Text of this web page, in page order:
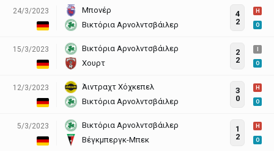
24/3/2023
Μπονέρ
Βικτόρια Αρνολντσβάιλερ
4
2
H
O
15/3/2023
Βικτόρια Αρνολντσβάιλερ
Χουρτ
2
2
O
12/3/2023
Άιντραχτ Χόχκεπελ
Βικτόρια Αρνολντσβάιλερ
3
0
H
O
5/3/2023
Βικτόρια Αρνολντσβάιλερ
Βέγκμπεργκ-Μπεκ
1
2
H
O